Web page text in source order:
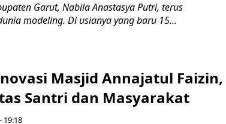
Garut, Nabila Anastasya Putri, terus
modeling. Di usianya yang baru 15...
Masjid Annajatul Faizin,
Santri dan Masyarakat
19:18